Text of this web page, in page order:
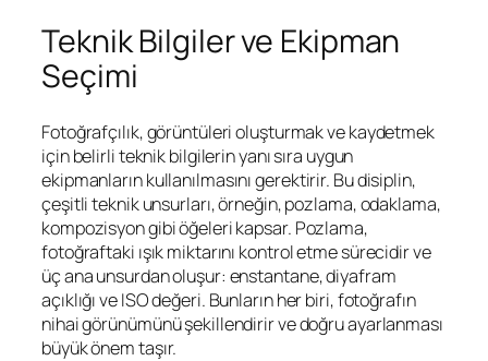
Teknik Bilgiler ve Ekipman
Seçimi
Fotoğrafçılık, görüntüleri oluşturmak ve kaydetmek
için belirli teknik bilgilerin yanı sıra uygun
ekipmanların kullanılmasını gerektirir. Bu disiplin,
çeşitli teknik unsurları, örneğin, pozlama, odaklama,
kompozisyon gibi öğeleri kapsar. Pozlama,
fotoğraftaki ışık miktarını kontrol etme sürecidir ve
üç ana unsurdan oluşur: enstantane, diyafram
açıklığı ve ISO değeri. Bunların her biri, fotoğrafın
nihai görünümünü şekillendirir ve doğru ayarlanması
büyük önem taşır.